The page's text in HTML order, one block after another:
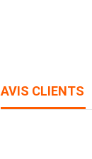
AVIS CLIENTS